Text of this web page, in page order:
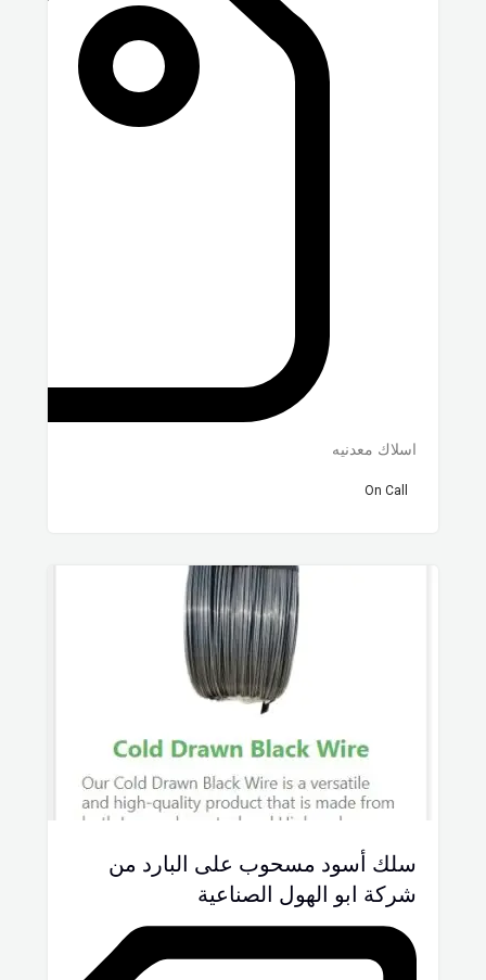
اسلاك معدنيه
On Call
سلك أسود مسحوب على البارد من
شركة ابو الهول الصناعية